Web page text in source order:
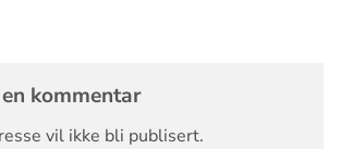
kommentar
vil ikke bli publisert.